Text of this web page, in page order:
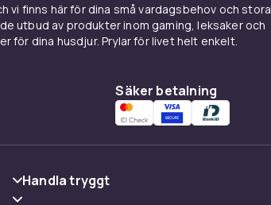
vi finns här för dina små vardagsbehov och stora
utbud av produkter inom gaming, leksaker och
för dina husdjur. Prylar för livet helt enkelt.
Säker betalning
Handla tryggt